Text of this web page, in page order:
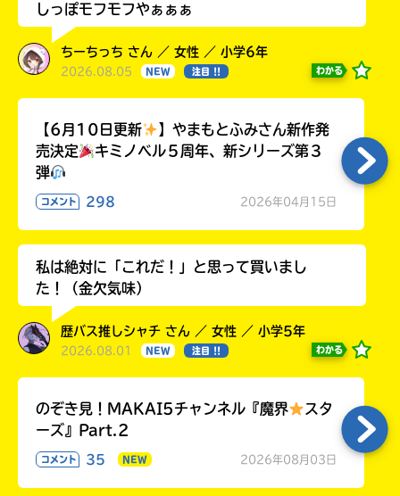
しっぽモフモフやぁぁぁ
ちーちっち さん ／ 女性 ／ 小学6年
2026.08.05 NEW 注目 !! わかる
【6月10日更新
】やまもとふみさん新作発
売決定
キミノベル５周年、新シリーズ第３
弾
コメント 298 2026年04月15日
私は絶対に「これだ！」と思って買いまし
た！（金欠気味）
歴バス推しシャチ さん ／ 女性 ／ 小学5年
2026.08.01 NEW 注目 !! わかる
のぞき見！MAKAI5チャンネル『魔界
スタ
ーズ』Part.2
コメント 35 NEW 2026年08月03日